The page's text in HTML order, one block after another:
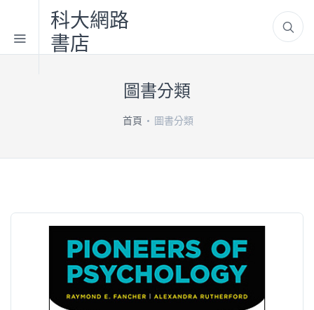
科大網路
書店
圖書分類
首頁 圖書分類